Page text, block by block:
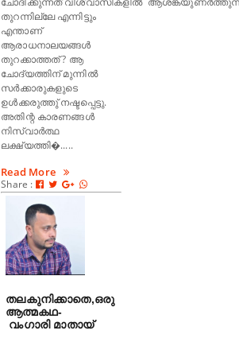
തുറന്നില്ലേ എന്നിട്ടും
എന്താണ്
ആരാധനാലയങ്ങൾ
തുറക്കാത്തത് ? ആ
ചോദ്യത്തിന് മുന്നിൽ
സർക്കാരുകളുടെ
ഉൾക്കരുത്തു് നഷ്ടപ്പെട്ടു.
അതിന്റ കാരണങ്ങൾ
നിസ്വാർത്ഥ
ലക്ഷ്യത്തി�.....
Read More
Share :
തലകുനിക്കാതെ,ഒരു
ആത്മകഥ-
വംഗാരി മാതായ്